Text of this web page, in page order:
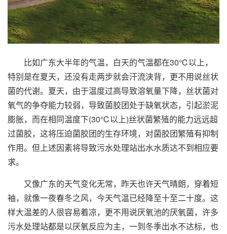
比如广东大半年的气温，白天的气温都在30℃以上，
特别是在夏天，还没有走两步就会汗流浃背，更不用说丝状
菌的代谢。夏天，由于温度过高导致溶氧量下降，丝状菌对
氧气的争夺能力较弱，导致菌胶团处于缺氧状态，引起淤泥
膨胀，而在相同温度下(30℃以上)丝状菌繁殖的能力远远超
过菌胶，这将压迫菌胶团的生存环境，对菌胶团繁殖有抑制
作用。但上述因素将导致污水处理站出水水质达不到相应要
求。
又像广东的天气变化无常，昨天也许天气晴朗，穿着短
袖，就像一夜春冬之风，今天气温已经降至十至二十度。这
样大温差的人很容易着凉，更不用说厌氧池的厌氧菌，许多
污水处理站都是以厌氧反应为主，一到冬季出水不达标，也